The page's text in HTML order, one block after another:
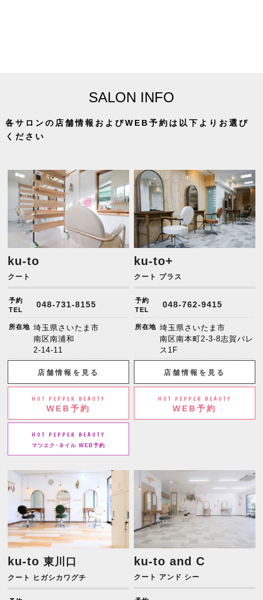
SALON INFO
各サロンの店舗情報およびWEB予約は以下よりお選び
ください
ku-to
クート
予約
TEL
048-731-8155
所在地 埼玉県さいたま市
南区南浦和
2-14-11
店舗情報を見る
HOT PEPPER BEAUTY
WEB予約
HOT PEPPER BEAUTY
マツエク･ネイル WEB予約
ku-to+
クート プラス
予約
TEL
048-762-9415
所在地 埼玉県さいたま市
南区南本町2-3-8志賀パレ
ス1F
店舗情報を見る
HOT PEPPER BEAUTY
WEB予約
ku-to東川口
クート ヒガシカワグチ
ku-to and C
クート アンド シー